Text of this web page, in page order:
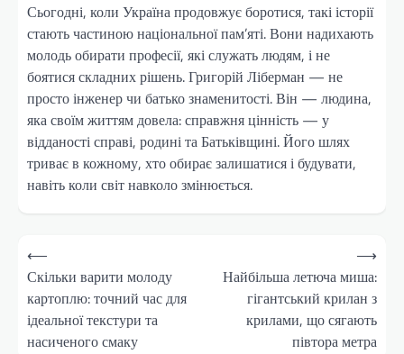
Сьогодні, коли Україна продовжує боротися, такі історії
стають частиною національної пам’яті. Вони надихають
молодь обирати професії, які служать людям, і не
боятися складних рішень. Григорій Ліберман — не
просто інженер чи батько знаменитості. Він — людина,
яка своїм життям довела: справжня цінність — у
відданості справі, родині та Батьківщині. Його шлях
триває в кожному, хто обирає залишатися і будувати,
навіть коли світ навколо змінюється.
Навігація
записів
⟵
Скільки варити молоду
картоплю: точний час для
ідеальної текстури та
насиченого смаку
Найбільша летюча миша:
гігантський крилан з
крилами, що сягають
півтора метра
⟶